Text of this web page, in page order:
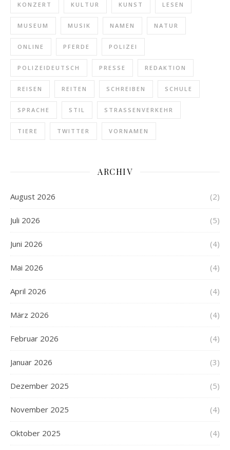
KONZERT KULTUR KUNST LESEN
MUSEUM MUSIK NAMEN NATUR
ONLINE PFERDE POLIZEI
POLIZEIDEUTSCH PRESSE REDAKTION
REISEN REITEN SCHREIBEN SCHULE
SPRACHE STIL STRASSENVERKEHR
TIERE TWITTER VORNAMEN
ARCHIV
August 2026 (2)
Juli 2026 (5)
Juni 2026 (4)
Mai 2026 (4)
April 2026 (4)
März 2026 (4)
Februar 2026 (4)
Januar 2026 (3)
Dezember 2025 (5)
November 2025 (4)
Oktober 2025 (4)